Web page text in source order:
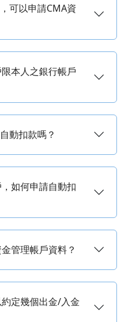
可以申請CMA資
本人之銀行帳戶
動扣款嗎？
如何申請自動扣
管理帳戶資料？
定幾個出金/入金